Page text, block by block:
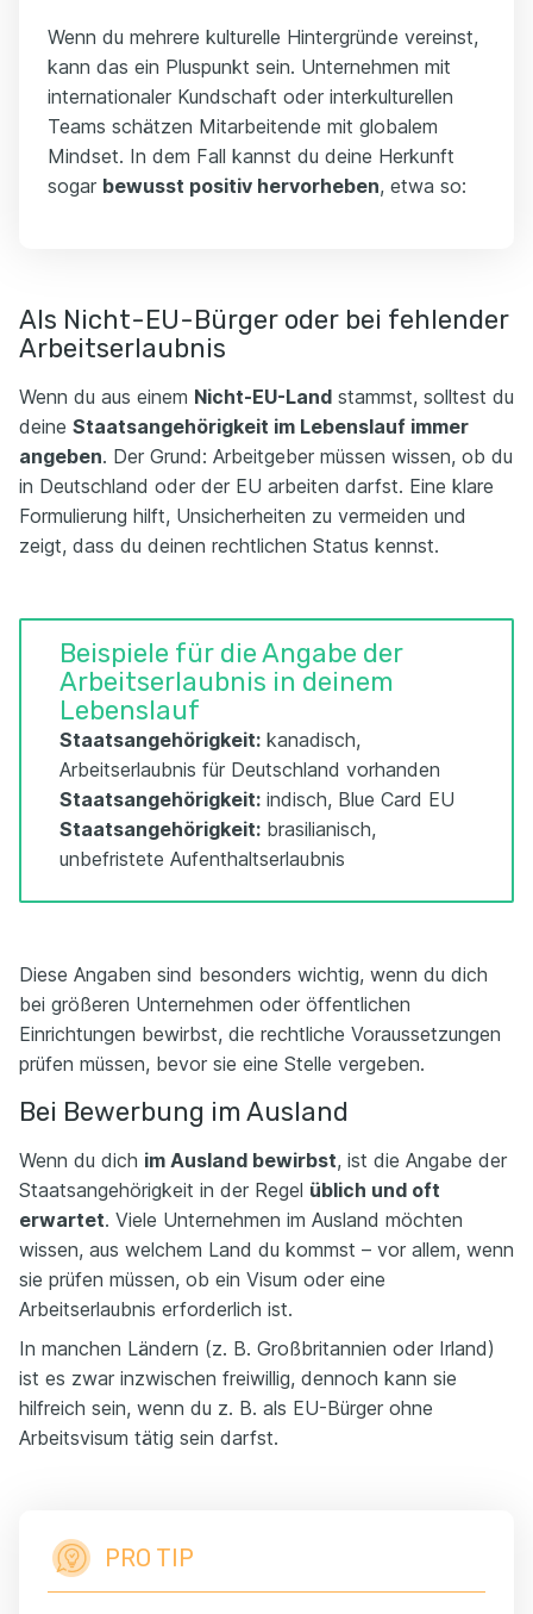
Wenn du mehrere kulturelle Hintergründe vereinst,
kann das ein Pluspunkt sein. Unternehmen mit
internationaler Kundschaft oder interkulturellen
Teams schätzen Mitarbeitende mit globalem
Mindset. In dem Fall kannst du deine Herkunft
sogar bewusst positiv hervorheben, etwa so:
Als Nicht-EU-Bürger oder bei fehlender
Arbeitserlaubnis
Wenn du aus einem Nicht-EU-Land stammst, solltest du
deine Staatsangehörigkeit im Lebenslauf immer
angeben. Der Grund: Arbeitgeber müssen wissen, ob du
in Deutschland oder der EU arbeiten darfst. Eine klare
Formulierung hilft, Unsicherheiten zu vermeiden und
zeigt, dass du deinen rechtlichen Status kennst.
Beispiele für die Angabe der
Arbeitserlaubnis in deinem
Lebenslauf
Staatsangehörigkeit: kanadisch,
Arbeitserlaubnis für Deutschland vorhanden
Staatsangehörigkeit: indisch, Blue Card EU
Staatsangehörigkeit: brasilianisch,
unbefristete Aufenthaltserlaubnis
Diese Angaben sind besonders wichtig, wenn du dich
bei größeren Unternehmen oder öffentlichen
Einrichtungen bewirbst, die rechtliche Voraussetzungen
prüfen müssen, bevor sie eine Stelle vergeben.
Bei Bewerbung im Ausland
Wenn du dich im Ausland bewirbst, ist die Angabe der
Staatsangehörigkeit in der Regel üblich und oft
erwartet. Viele Unternehmen im Ausland möchten
wissen, aus welchem Land du kommst – vor allem, wenn
sie prüfen müssen, ob ein Visum oder eine
Arbeitserlaubnis erforderlich ist.
In manchen Ländern (z. B. Großbritannien oder Irland)
ist es zwar inzwischen freiwillig, dennoch kann sie
hilfreich sein, wenn du z. B. als EU-Bürger ohne
Arbeitsvisum tätig sein darfst.
PRO TIP